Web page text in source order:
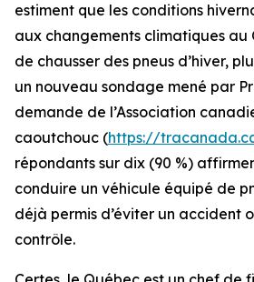
estiment que les conditions
aux changements climatiques au
de chausser des pneus d’hiver,
un nouveau sondage mené par
demande de l’Association
caoutchouc (https://
répondants sur dix (90 %)
conduire un véhicule équipé de
déjà permis d’éviter un accident
contrôle.